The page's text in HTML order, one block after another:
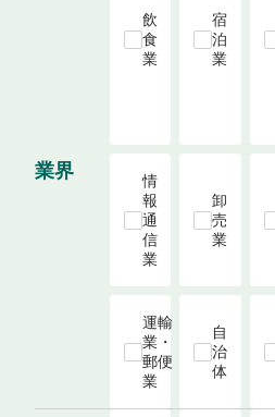
業界
飲
食
業
宿
泊
業
情
報
通
信
業
卸
売
業
運輸
業・
郵便
業
自
治
体